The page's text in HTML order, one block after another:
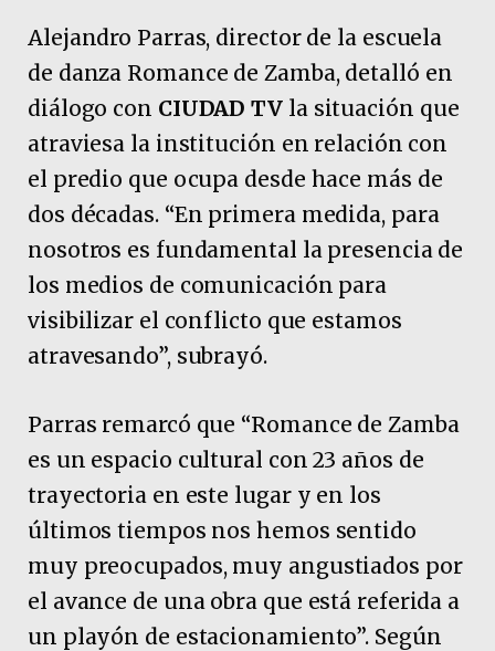
Alejandro Parras, director de la escuela
de danza Romance de Zamba, detalló en
diálogo con CIUDAD TV la situación que
atraviesa la institución en relación con
el predio que ocupa desde hace más de
dos décadas. “En primera medida, para
nosotros es fundamental la presencia de
los medios de comunicación para
visibilizar el conflicto que estamos
atravesando”, subrayó.
Parras remarcó que “Romance de Zamba
es un espacio cultural con 23 años de
trayectoria en este lugar y en los
últimos tiempos nos hemos sentido
muy preocupados, muy angustiados por
el avance de una obra que está referida a
un playón de estacionamiento”. Según